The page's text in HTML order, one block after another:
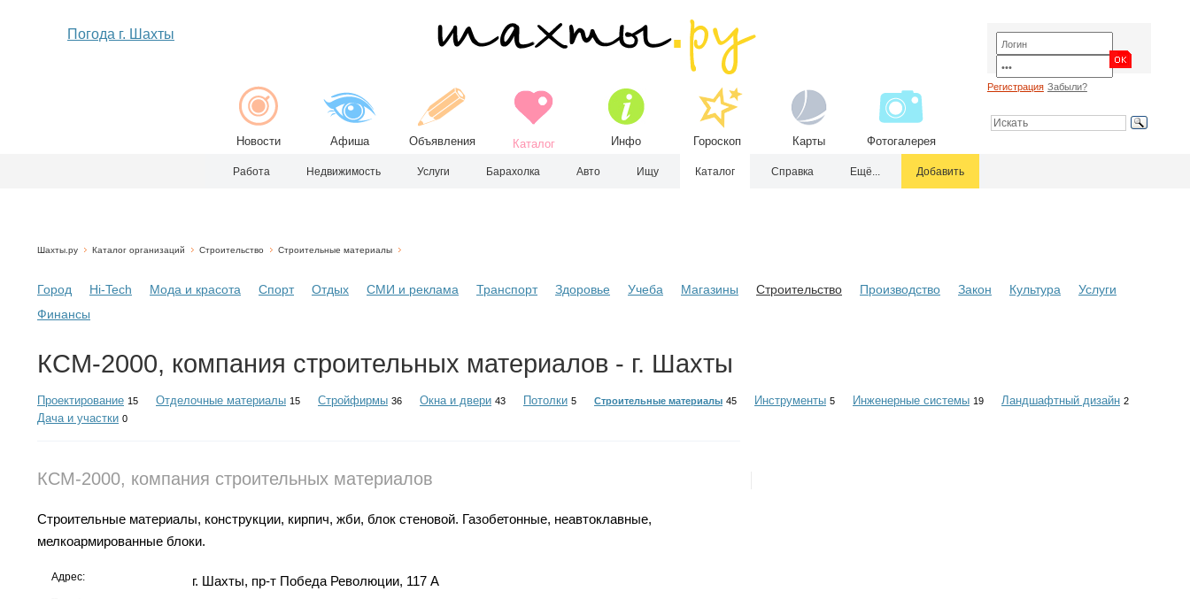
Погода г. Шахты
Новости Афиша Объявления Каталог Инфо Гороскоп Карты Фотогалерея
Регистрация Забыли?
Работа Недвижимость Услуги Барахолка Авто Ищу Каталог Справка Ещё... Добавить
Шахты.ру Каталог организаций Строительство Строительные материалы
Город Hi-Tech Мода и красота Спорт Отдых СМИ и реклама Транспорт Здоровье Учеба Магазины Строительство Производство Закон Культура
Услуги
Финансы
КСМ-2000, компания строительных материалов - г. Шахты
Проектирование 15 Отделочные материалы 15 Стройфирмы 36 Окна и двери 43 Потолки 5 Строительные материалы 45 Инструменты 5 Инженерные системы 19 Ландшафтный дизайн 2
Дача и участки 0
КСМ-2000, компания строительных материалов
Строительные материалы, конструкции, кирпич, жби, блок стеновой. Газобетонные, неавтоклавные,
мелкоармированные блоки.
Адрес: г. Шахты, пр-т Победа Революции, 117 А